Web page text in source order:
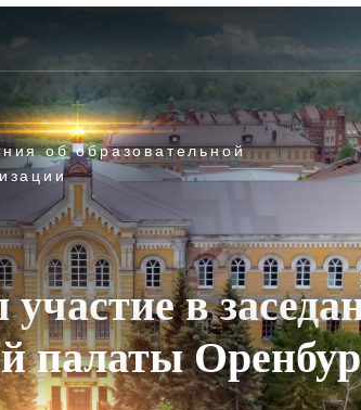
об образовательной
в
палаты